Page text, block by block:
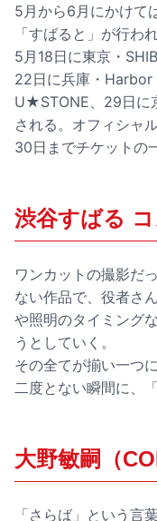
5月から6月にかけて
「すばると」が行わ
5月18日に東京・
22日に兵庫・
U★STONE、29日に
される。オフィシャ
30日までチケットの
渋谷すばる
ワンカットの撮影だ
ない作品で、役者さ
や照明のタイミング
うとしていく。
その全てが揃い一つ
二度とない瞬間に、
大野敏嗣（
「さらば」という言